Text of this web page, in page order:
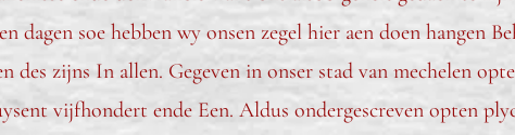
dagen soe hebben wy onsen zegel hier aen doen hangen
des zijns In allen. Gegeven in onser stad van mechelen
vijfhondert ende Een. Aldus ondergescreven opten